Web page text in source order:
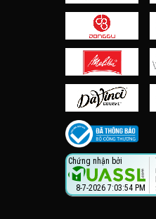
Chứng nhận bởi
8-7-2026 7:03:55 PM